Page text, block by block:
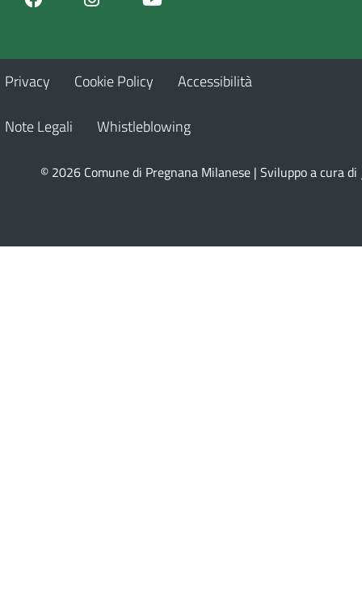
Privacy Cookie Policy Accessibilità
Note Legali Whistleblowing
© 2026 Comune di Pregnana Milanese | Sviluppo a cura di